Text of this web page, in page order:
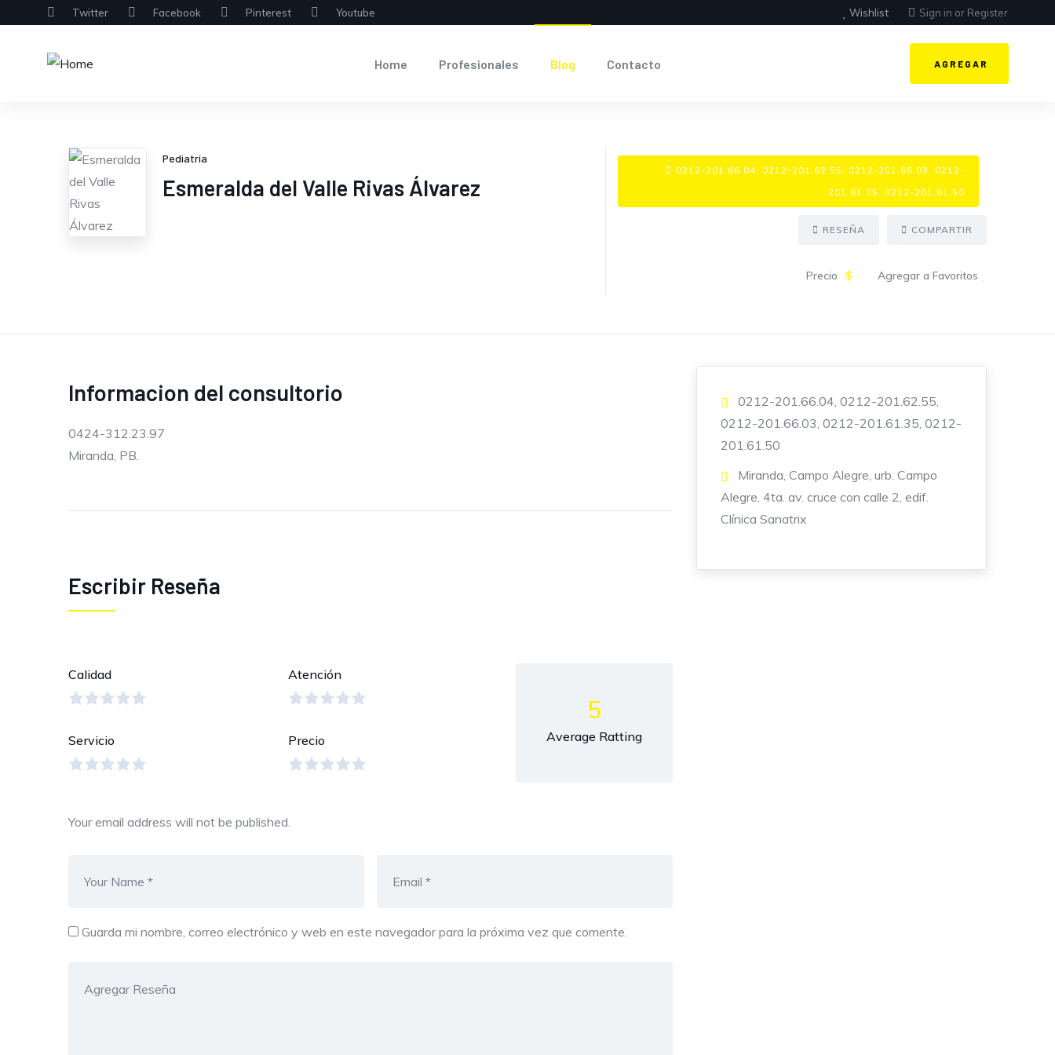
Twitter Facebook Pinterest Youtube Wishlist Sign in or Register
Home Profesionales Blog Contacto AGREGAR
Pediatría
Esmeralda del Valle Rivas Álvarez
0212-201.66.04, 0212-201.62.55, 0212-201.66.03, 0212-
201.61.35, 0212-201.61.50
RESEÑA COMPARTIR
Precio $ Agregar a Favoritos
Informacion del consultorio
0424-312.23.97
Miranda, PB.
Escribir Reseña
Calidad Atención
Servicio Precio
5
Average Ratting
Your email address will not be published.
Guarda mi nombre, correo electrónico y web en este navegador para la próxima vez que comente.
0212-201.66.04, 0212-201.62.55,
0212-201.66.03, 0212-201.61.35, 0212-
201.61.50
Miranda, Campo Alegre, urb. Campo
Alegre, 4ta. av. cruce con calle 2, edif.
Clínica Sanatrix